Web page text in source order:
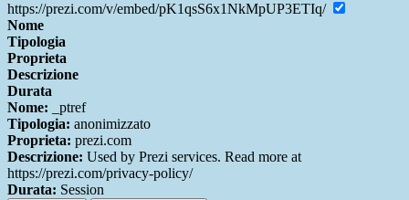
https://prezi.com/v/embed/pK1qsS6x1NkMpUP3ETIq/
Nome
Tipologia
Proprieta
Descrizione
Durata
Nome: _ptref
Tipologia: anonimizzato
Proprieta: prezi.com
Descrizione: Used by Prezi services. Read more at
https://prezi.com/privacy-policy/
Durata: Session